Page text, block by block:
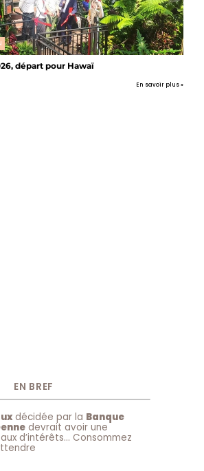
départ pour Hawaï
En savoir plus »
EN BREF
décidée par la Banque
devrait avoir une
d’intérêts… Consommez